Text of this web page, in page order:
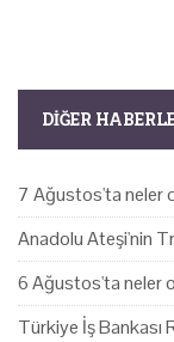
DIĞER
7 Ağustos'ta neler
Anadolu Ateşi'nin
6 Ağustos'ta neler
Türkiye İş Bankası